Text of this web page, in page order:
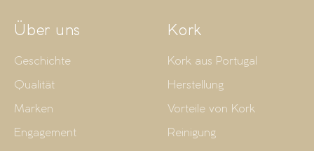
Über uns
Geschichte
Qualität
Marken
Engagement
Kork
Kork aus Portugal
Herstellung
Vorteile von Kork
Reinigung